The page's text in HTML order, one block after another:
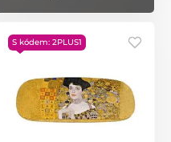
S kódem: 2PLUS1